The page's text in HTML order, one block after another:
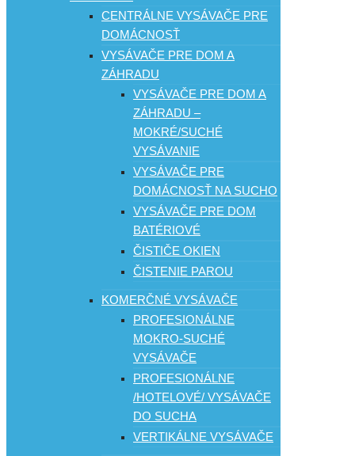
CENTRÁLNE VYSÁVAČE PRE
DOMÁCNOSŤ
VYSÁVAČE PRE DOM A
ZÁHRADU
VYSÁVAČE PRE DOM A
ZÁHRADU –
MOKRÉ/SUCHÉ
VYSÁVANIE
VYSÁVAČE PRE
DOMÁCNOSŤ NA SUCHO
VYSÁVAČE PRE DOM
BATÉRIOVÉ
ČISTIČE OKIEN
ČISTENIE PAROU
KOMERČNÉ VYSÁVAČE
PROFESIONÁLNE
MOKRO-SUCHÉ
VYSÁVAČE
PROFESIONÁLNE
/HOTELOVÉ/ VYSÁVAČE
DO SUCHA
VERTIKÁLNE VYSÁVAČE